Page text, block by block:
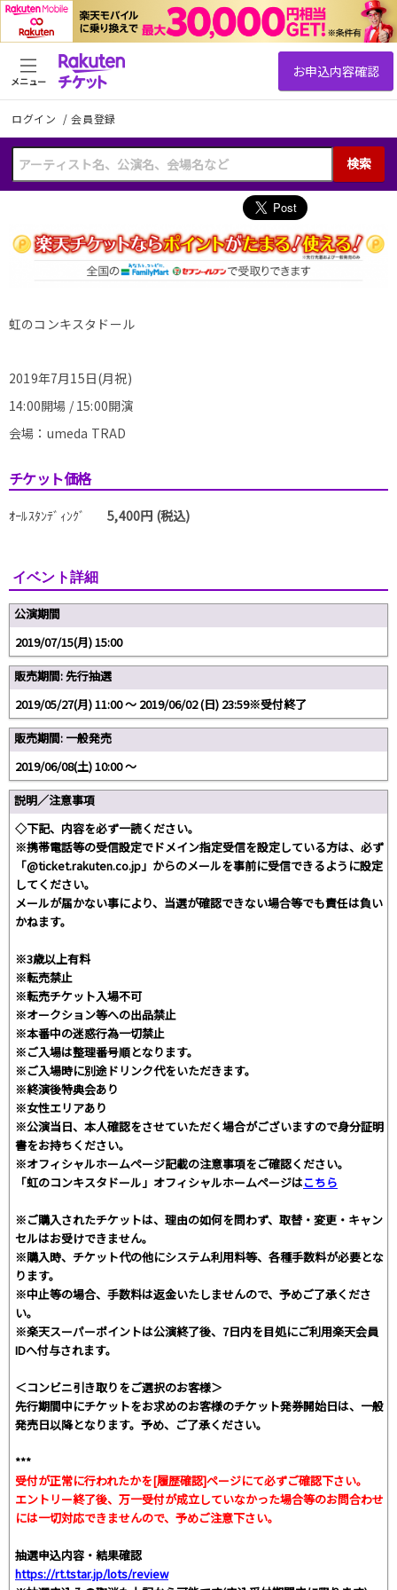
ログイン /会員登録
検索
メニュー
虹のコンキスタドール
2019年7月15日(月祝)
14:00開場 / 15:00開演
会場：umeda TRAD
チケット価格
ｵｰﾙｽﾀﾝﾃﾞｨﾝｸﾞ 5,400円 (税込)
イベント詳細
公演期間
2019/07/15(月) 15:00
販売期間: 先行抽選
2019/05/27(月) 11:00 〜 2019/06/02 (日) 23:59※受付終了
販売期間: 一般発売
2019/06/08(土) 10:00 〜
説明／注意事項
◇下記、内容を必ず一読ください。
※携帯電話等の受信設定でドメイン指定受信を設定している方は、必ず
「@ticket.rakuten.co.jp」からのメールを事前に受信できるように設定
してください。
メールが届かない事により、当選が確認できない場合等でも責任は負い
かねます。
※3歳以上有料
※転売禁止
※転売チケット入場不可
※オークション等への出品禁止
※本番中の迷惑行為一切禁止
※ご入場は整理番号順となります。
※ご入場時に別途ドリンク代をいただきます。
※終演後特典会あり
※女性エリアあり
※公演当日、本人確認をさせていただく場合がございますので身分証明
書をお持ちください。
※オフィシャルホームページ記載の注意事項をご確認ください。
「虹のコンキスタドール」オフィシャルホームページはこちら
※ご購入されたチケットは、理由の如何を問わず、取替・変更・キャン
セルはお受けできません。
※購入時、チケット代の他にシステム利用料等、各種手数料が必要とな
ります。
※中止等の場合、手数料は返金いたしませんので、予めご了承くださ
い。
※楽天スーパーポイントは公演終了後、7日内を目処にご利用楽天会員
IDへ付与されます。
＜コンビニ引き取りをご選択のお客様＞
先行期間中にチケットをお求めのお客様のチケット発券開始日は、一般
発売日以降となります。予め、ご了承ください。
***
受付が正常に行われたかを[履歴確認]ページにて必ずご確認下さい。
エントリー終了後、万一受付が成立していなかった場合等のお問合わせ
には一切対応できませんので、予めご注意下さい。
抽選申込内容・結果確認
https://rt.tstar.jp/lots/review